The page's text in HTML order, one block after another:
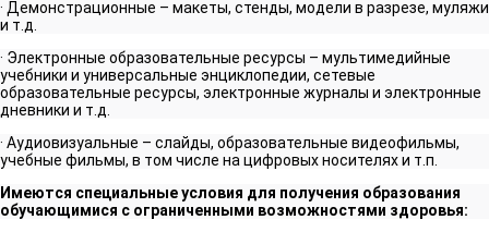
· Демонстрационные – макеты, стенды, модели в разрезе, муляжи
и т.д.
· Электронные образовательные ресурсы – мультимедийные
учебники и универсальные энциклопедии, сетевые
образовательные ресурсы, электронные журналы и электронные
дневники и т.д.
· Аудиовизуальные – слайды, образовательные видеофильмы,
учебные фильмы, в том числе на цифровых носителях и т.п.
Имеются специальные условия для получения образования
обучающимися с ограниченными возможностями здоровья: